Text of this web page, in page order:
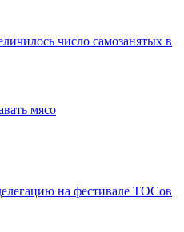
число самозанятых в
мясо
на фестивале ТОСов